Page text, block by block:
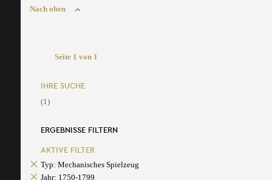
Nach oben
Seite 1 von 1
IHRE SUCHE
(1)
ERGEBNISSE FILTERN
AKTIVE FILTER
Typ: Mechanisches Spielzeug
Jahr: 1750-1799